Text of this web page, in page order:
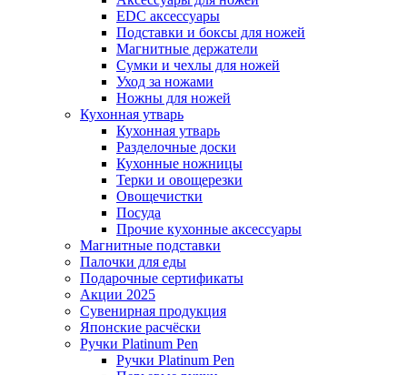
EDC аксессуары
Подставки и боксы для ножей
Магнитные держатели
Сумки и чехлы для ножей
Уход за ножами
Ножны для ножей
Кухонная утварь
Кухонная утварь
Разделочные доски
Кухонные ножницы
Терки и овощерезки
Овощечистки
Посуда
Прочие кухонные аксессуары
Магнитные подставки
Палочки для еды
Подарочные сертификаты
Акции 2025
Сувенирная продукция
Японские расчёски
Ручки Platinum Pen
Ручки Platinum Pen